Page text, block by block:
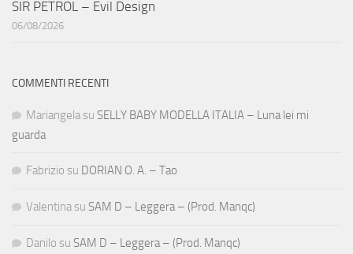
SIR PETROL – Evil Design
06/08/2026
COMMENTI RECENTI
Mariangela su SELLY BABY MODELLA ITALIA – Luna lei mi
guarda
Fabrizio su DORIAN O. A. – Tao
Valentina su SAM D – Leggera – (Prod. Manqc)
Danilo su SAM D – Leggera – (Prod. Manqc)